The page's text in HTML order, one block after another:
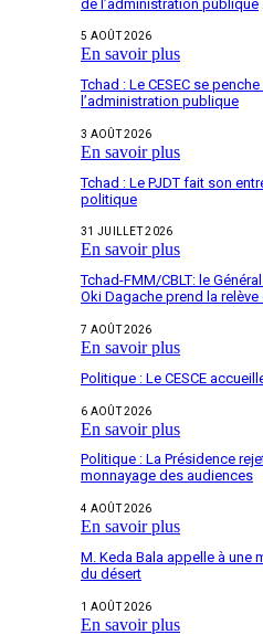
de l’administration publique
5 AOÛT 2026
En savoir plus
Tchad : Le CESEC se
l’administration publique
3 AOÛT 2026
En savoir plus
Tchad : Le PJDT fait son
politique
31 JUILLET 2026
En savoir plus
Tchad-FMM/CBLT: le
Oki Dagache prend la
7 AOÛT 2026
En savoir plus
Politique : Le CESCE
6 AOÛT 2026
En savoir plus
Politique : La Présidence
monnayage des audiences
4 AOÛT 2026
En savoir plus
M. Keda Bala appelle à une
du désert
1 AOÛT 2026
En savoir plus